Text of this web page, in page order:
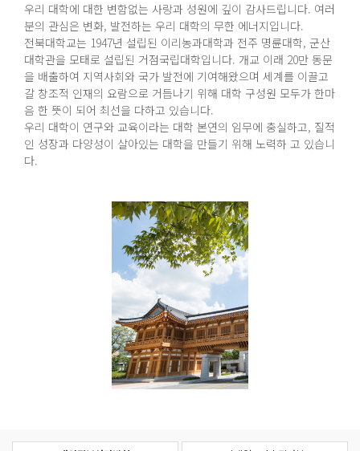
우리 대학에 대한 변함없는 사랑과 성원에 깊이 감사드립니다. 여러
분의 관심은 변화, 발전하는 우리 대학의 무한 에너지입니다.
전북대학교는 1947년 설립된 이리농과대학과 전주 명륜대학, 군산
대학관을 모태로 설립된 거점국립대학입니다. 개교 이래 20만 동문
을 배출하여 지역사회와 국가 발전에 기여해왔으며 세계를 이끌고
갈 창조적 인재의 요람으로 거듭나기 위해 대학 구성원 모두가 한마
음 한 뜻이 되어 최선을 다하고 있습니다.
우리 대학이 연구와 교육이라는 대학 본연의 임무에 충실하고, 질적
인 성장과 다양성이 살아있는 대학을 만들기 위해 노력하 고 있습니
다.